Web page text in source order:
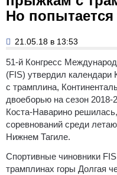
Но
21.05.18 в 13:53
51-й Конгресс
(FIS) утвердил
с трамплина,
двоеборью на сезон 2018-
Коста-Наварино
соревнований среди
Нижнем Тагиле.
Спортивные чиновники
трамплинах горы Долгая